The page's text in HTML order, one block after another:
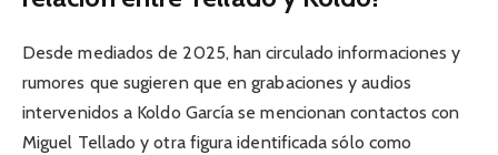
Desde mediados de 2025, han circulado informaciones y
rumores que sugieren que en grabaciones y audios
intervenidos a Koldo García se mencionan contactos con
Miguel Tellado y otra figura identificada sólo como